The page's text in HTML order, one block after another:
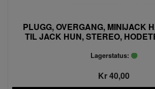
PLUGG, OVERGANG, MINIJACK
TIL JACK HUN, STEREO,
Lagerstatus:
Kr 40,00